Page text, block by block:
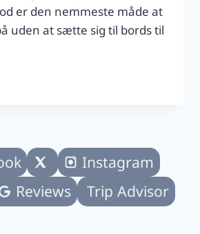
er den nemmeste måde at
uden at sætte sig til bords til
Instagram
Reviews Trip Advisor